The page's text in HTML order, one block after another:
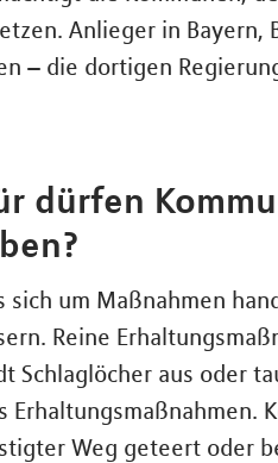
Anlieger in Bayern,
– die dortigen
dürfen
sich um Maßnahmen
Reine
Schlaglöcher aus oder
Erhaltungsmaßnahmen.
Weg geteert oder